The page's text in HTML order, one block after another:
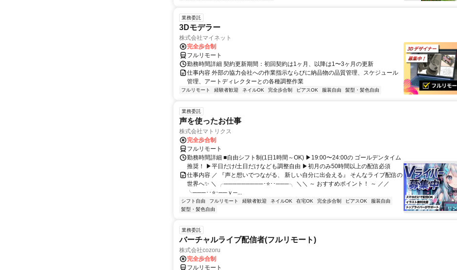
業務委託
3Dモデラー
株式会社マイネット
完全歩合制
フルリモート
勤務時間詳細 契約更新期間：初回契約は1ヶ月、以降は1〜3ヶ月の更新
仕事内容 外部の協力会社への作業指示ならびに納品物の品質管理、スケジュール
管理、アートディレクターとの各種調整作業
フルリモート 経験者歓迎 ネイルOK 完全歩合制 ピアスOK 服装自由 髪型・髪色自由
業務委託
声を使ったお仕事
株式会社マトリクス
完全歩合制
フルリモート
勤務時間詳細 ■自由シフト制(1日1時間～OK) ▶19:00〜24:00の ゴールデンタイム
推奨！ ▶平日だけ/土日だけなども調整自由 ▶初月のみ50時間以上の配信必須
仕事内容 ／ 『声と想いでつながる、 新しい自分に出会える』 そんなライブ配信の
世界へ✨ ＼ ╭─────────･⭐･･───╮ ＼＼ ～ おすすめポイント！ ～ ／／
╰───･･⭐･──ｖ─...
シフト自由 フルリモート 経験者歓迎 ネイルOK 在宅OK 完全歩合制 ピアスOK
服装自由
髪型・髪色自由
業務委託
バーチャルライブ配信者(フルリモート)
株式会社cozoru
完全歩合制
フルリモート